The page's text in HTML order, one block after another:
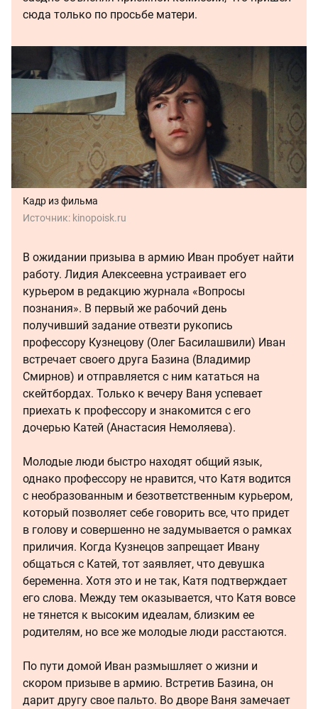
сюда только по просьбе матери.
Кадр из фильма
Источник: kinopoisk.ru
В ожидании призыва в армию Иван пробует найти
работу. Лидия Алексеевна устраивает его
курьером в редакцию журнала «Вопросы
познания». В первый же рабочий день
получивший задание отвезти рукопись
профессору Кузнецову (Олег Басилашвили) Иван
встречает своего друга Базина (Владимир
Смирнов) и отправляется с ним кататься на
скейтбордах. Только к вечеру Ваня успевает
приехать к профессору и знакомится с его
дочерью Катей (Анастасия Немоляева).
Молодые люди быстро находят общий язык,
однако профессору не нравится, что Катя водится
с необразованным и безответственным курьером,
который позволяет себе говорить все, что придет
в голову и совершенно не задумывается о рамках
приличия. Когда Кузнецов запрещает Ивану
общаться с Катей, тот заявляет, что девушка
беременна. Хотя это и не так, Катя подтверждает
его слова. Между тем оказывается, что Катя вовсе
не тянется к высоким идеалам, близким ее
родителям, но все же молодые люди расстаются.
По пути домой Иван размышляет о жизни и
скором призыве в армию. Встретив Базина, он
дарит другу свое пальто. Во дворе Ваня замечает